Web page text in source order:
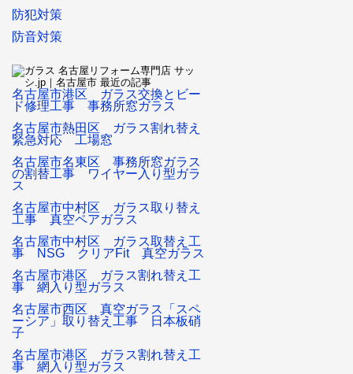
防犯対策
防音対策
名古屋市港区 ガラス交換とビー
ド修理工事 事務所窓ガラス
名古屋市熱田区 ガラス割れ替え
緊急対応 工場窓
名古屋市名東区 事務所窓ガラス
の割替工事 ワイヤー入り型ガラ
ス
名古屋市中村区 ガラス取り替え
工事 真空ペアガラス
名古屋市中村区 ガラス取替え工
事 NSG クリアFit 真空ガラス
名古屋市港区 ガラス割れ替え工
事 網入り型ガラス
名古屋市西区 真空ガラス「スペ
ーシア」取り替え工事 日本板硝
子
名古屋市港区 ガラス割れ替え工
事 網入り型ガラス